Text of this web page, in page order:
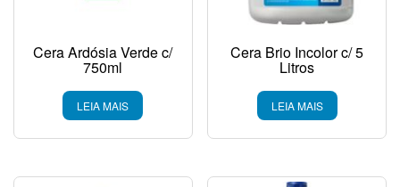
Cera Ardósia Verde c/
750ml
LEIA MAIS
Cera Brio Incolor c/ 5
Litros
LEIA MAIS